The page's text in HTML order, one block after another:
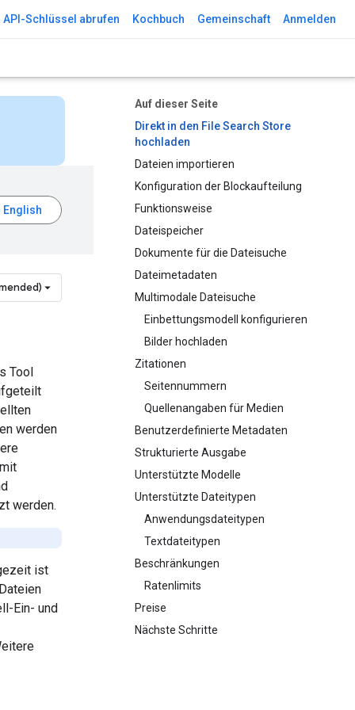
API-Schlüssel abrufen Kochbuch Gemeinschaft Anmelden
Auf dieser Seite
Direkt in den File Search Store
hochladen
Dateien importieren
Konfiguration der Blockaufteilung
Funktionsweise
Dateispeicher
Dokumente für die Dateisuche
Dateimetadaten
Multimodale Dateisuche
Einbettungsmodell konfigurieren
Bilder hochladen
Zitationen
Seitennummern
Quellenangaben für Medien
Benutzerdefinierte Metadaten
Strukturierte Ausgabe
Unterstützte Modelle
Unterstützte Dateitypen
Anwendungsdateitypen
Textdateitypen
Beschränkungen
Ratenlimits
Preise
Nächste Schritte
Tool
werden
werden.
ist
Ein- und